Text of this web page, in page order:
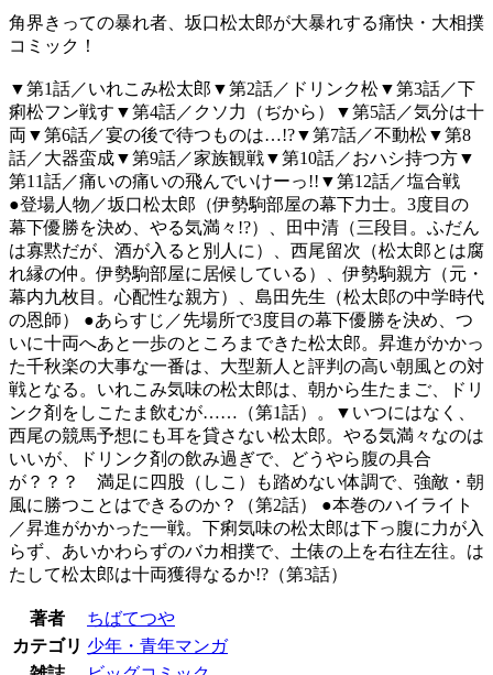
角界きっての暴れ者、坂口松太郎が大暴れする痛快・大相撲
コミック！
▼第1話／いれこみ松太郎▼第2話／ドリンク松▼第3話／下
痢松フン戦す▼第4話／クソ力（ぢから）▼第5話／気分は十
両▼第6話／宴の後で待つものは…!?▼第7話／不動松▼第8
話／大器蛮成▼第9話／家族観戦▼第10話／おハシ持つ方▼
第11話／痛いの痛いの飛んでいけーっ!!▼第12話／塩合戦
●登場人物／坂口松太郎（伊勢駒部屋の幕下力士。3度目の
幕下優勝を決め、やる気満々!?）、田中清（三段目。ふだん
は寡黙だが、酒が入ると別人に）、西尾留次（松太郎とは腐
れ縁の仲。伊勢駒部屋に居候している）、伊勢駒親方（元・
幕内九枚目。心配性な親方）、島田先生（松太郎の中学時代
の恩師） ●あらすじ／先場所で3度目の幕下優勝を決め、つ
いに十両へあと一歩のところまできた松太郎。昇進がかかっ
た千秋楽の大事な一番は、大型新人と評判の高い朝風との対
戦となる。いれこみ気味の松太郎は、朝から生たまご、ドリ
ンク剤をしこたま飲むが……（第1話）。▼いつにはなく、
西尾の競馬予想にも耳を貸さない松太郎。やる気満々なのは
いいが、ドリンク剤の飲み過ぎで、どうやら腹の具合
が？？？ 満足に四股（しこ）も踏めない体調で、強敵・朝
風に勝つことはできるのか？（第2話） ●本巻のハイライト
／昇進がかかった一戦。下痢気味の松太郎は下っ腹に力が入
らず、あいかわらずのバカ相撲で、土俵の上を右往左往。は
たして松太郎は十両獲得なるか!?（第3話）
著者
ちばてつや
カテゴリ 少年・青年マンガ